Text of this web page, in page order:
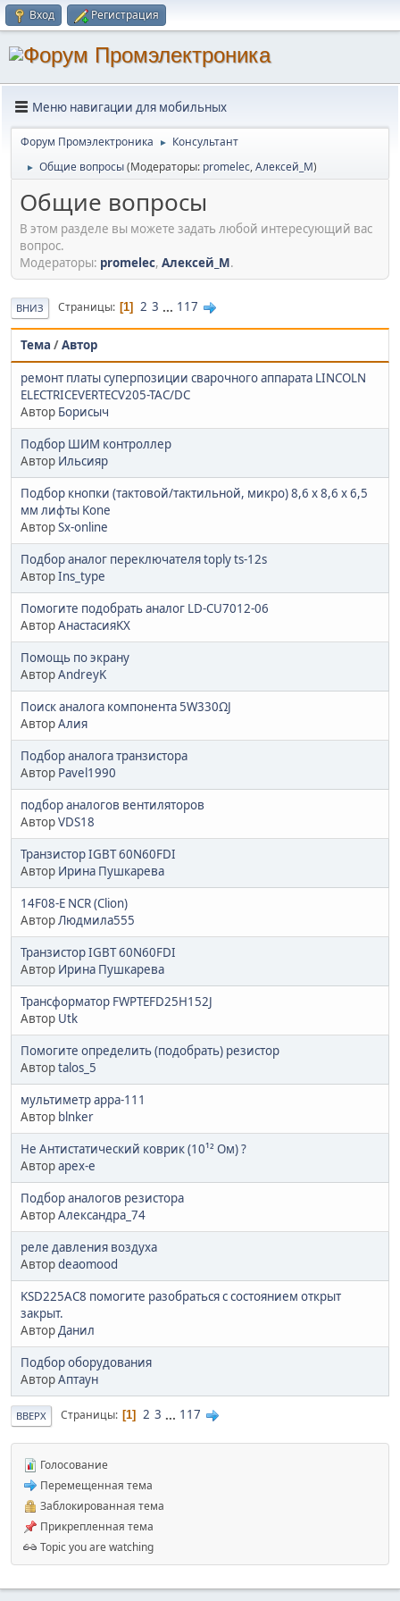
Вход Регистрация
Меню навигации для мобильных
Форум Промэлектроника ► Консультант
► Общие вопросы(Модераторы: promelec,Алексей_М)
Общие вопросы
В этом разделе вы можете задать любой интересующий вас
вопрос.
Модераторы: promelec, Алексей_М.
ВНИЗ Страницы 1 2 3 ... 117
Тема /Автор
ремонт платы суперпозиции сварочного аппарата LINCOLN
ELECTRICEVERTECV205-TAC/DC
Автор Борисыч
Подбор ШИМ контроллер
Автор Ильсияр
Подбор кнопки (тактовой/тактильной, микро) 8,6 х 8,6 х 6,5
мм лифты Kone
АвторSx-online
Подбор аналог переключателя toply ts-12s
АвторIns_type
Помогите подобрать аналог LD-CU7012-06
АвторАнастасияKX
Помощь по экрану
АвторAndreyK
Поиск аналога компонента 5W330ΩJ
АвторАлия
Подбор аналога транзистора
Автор Pavel1990
подбор аналогов вентиляторов
АвторVDS18
Транзистор IGBT 60N60FDI
Автор Ирина Пушкарева
14F08-E NCR (Clion)
Автор Людмила555
Транзистор IGBT 60N60FDI
Автор Ирина Пушкарева
Трансформатор FWPTEFD25H152J
Автор Utk
Помогите определить (подобрать) резистор
Авторtalos_5
мультиметр арра-111
Автор blnker
Не Антистатический коврик (10¹² Ом) ?
Авторapex-e
Подбор аналогов резистора
АвторАлександра_74
реле давления воздуха
Авторdeaomood
KSD225AC8 помогите разобраться с состоянием открыт
закрыт.
Автор Данил
Подбор оборудования
АвторАптаун
ВВЕРХ Страницы 1 2 3 ... 117
Голосование
Перемещенная тема
Заблокированная тема
Прикрепленная тема
Topic you are watching